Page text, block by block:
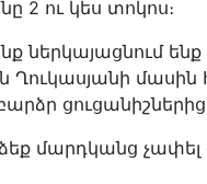
2 ու կես տոկոս։
ներկայացնում ենք
մասին
մարդկանց չափել